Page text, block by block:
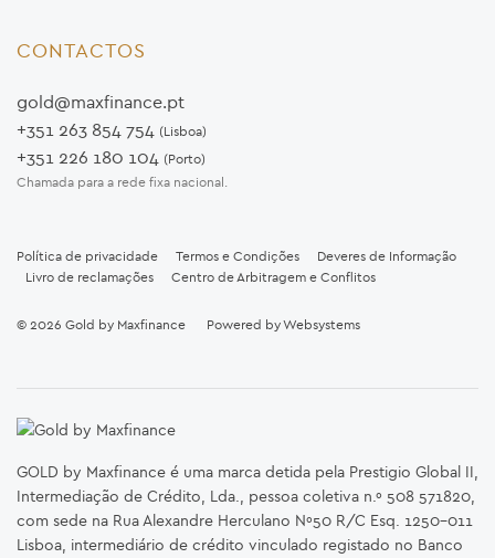
CONTACTOS
gold@maxfinance.pt
+351 263 854 754 (Lisboa)
+351 226 180 104 (Porto)
Chamada para a rede fixa nacional.
Política de privacidade Termos e Condições
Deveres de Informação
Livro de reclamações
Centro de Arbitragem e Conflitos
© 2026 Gold by Maxfinance Powered byWebsystems
GOLD by Maxfinance é uma marca detida pela Prestigio Global II,
Intermediação de Crédito, Lda., pessoa coletiva n.º 508 571820,
com sede na Rua Alexandre Herculano Nº50 R/C Esq. 1250-011
Lisboa, intermediário de crédito vinculado registado no Banco